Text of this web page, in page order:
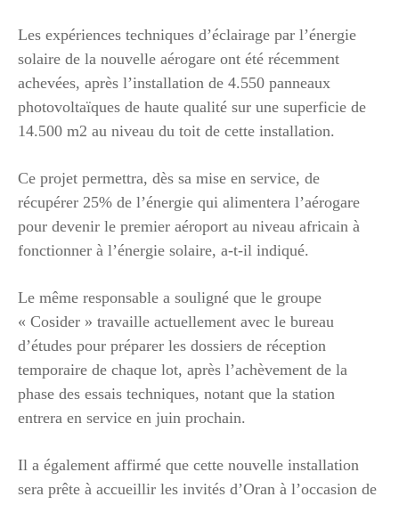
Les expériences techniques d’éclairage par l’énergie
solaire de la nouvelle aérogare ont été récemment
achevées, après l’installation de 4.550 panneaux
photovoltaïques de haute qualité sur une superficie de
14.500 m2 au niveau du toit de cette installation.
Ce projet permettra, dès sa mise en service, de
récupérer 25% de l’énergie qui alimentera l’aérogare
pour devenir le premier aéroport au niveau africain à
fonctionner à l’énergie solaire, a-t-il indiqué.
Le même responsable a souligné que le groupe
« Cosider » travaille actuellement avec le bureau
d’études pour préparer les dossiers de réception
temporaire de chaque lot, après l’achèvement de la
phase des essais techniques, notant que la station
entrera en service en juin prochain.
Il a également affirmé que cette nouvelle installation
sera prête à accueillir les invités d’Oran à l’occasion de